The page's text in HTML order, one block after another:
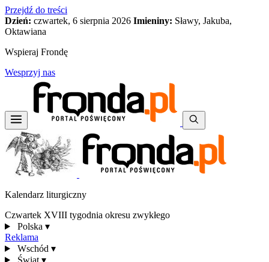
Przejdź do treści
Dzień: czwartek, 6 sierpnia 2026 Imieniny: Sławy, Jakuba,
Oktawiana
Wspieraj Frondę
Wesprzyj nas
Kalendarz liturgiczny
Czwartek XVIII tygodnia okresu zwykłego
Polska ▾
Reklama
Wschód ▾
Świat ▾